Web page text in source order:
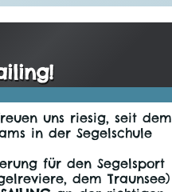
uns riesig, seit dem
in der Segelschule
für den Segelsport
dem Traunsee)